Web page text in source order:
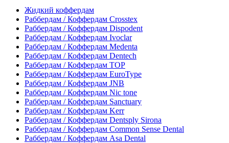
Жидкий коффердам
Раббердам / Коффердам Crosstex
Раббердам / Коффердам Dispodent
Раббердам / Коффердам Ivoclar
Раббердам / Коффердам Medenta
Раббердам / Коффердам Dentech
Раббердам / Коффердам ТОР
Раббердам / Коффердам EuroType
Раббердам / Коффердам JNB
Раббердам / Коффердам Nic tone
Раббердам / Коффердам Sanctuary
Раббердам / Коффердам Kerr
Раббердам / Коффердам Dentsply Sirona
Раббердам / Коффердам Common Sense Dental
Раббердам / Коффердам Asa Dental